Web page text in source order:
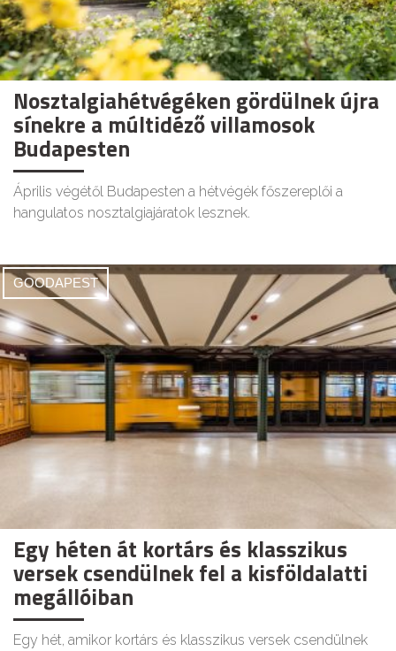
Nosztalgiahétvégéken gördülnek újra
sínekre a múltidéző villamosok
Budapesten
Április végétől Budapesten a hétvégék főszereplői a
hangulatos nosztalgiajáratok lesznek.
GOODAPEST
Egy héten át kortárs és klasszikus
versek csendülnek fel a kisföldalatti
megállóiban
Egy hét, amikor kortárs és klasszikus versek csendülnek